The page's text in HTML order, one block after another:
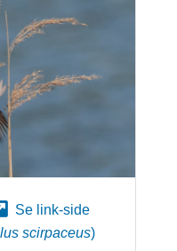
Se link-side
scirpaceus)